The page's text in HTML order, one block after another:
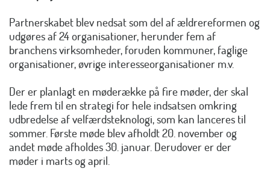
Partnerskabet blev nedsat som del af ældrereformen og
udgøres af 24 organisationer, herunder fem af
branchens virksomheder, foruden kommuner, faglige
organisationer, øvrige interesseorganisationer m.v.
Der er planlagt en møderække på fire møder, der skal
lede frem til en strategi for hele indsatsen omkring
udbredelse af velfærdsteknologi, som kan lanceres til
sommer. Første møde blev afholdt 20. november og
andet møde afholdes 30. januar. Derudover er der
møder i marts og april.